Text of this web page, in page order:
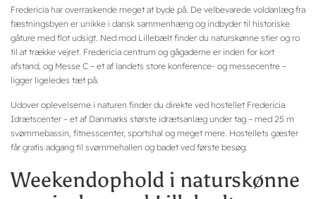
Fredericia har overraskende meget at byde på. De velbevarede voldanlæg fra
fæstningsbyen er unikke i dansk sammenhæng og indbyder til historiske
gåture med flot udsigt. Ned mod Lillebælt finder du naturskønne stier og ro
til at trække vejret. Fredericia centrum og gågaderne er inden for kort
afstand, og Messe C – et af landets store konference- og messecentre –
ligger ligeledes tæt på.
Udover oplevelserne i naturen finder du direkte ved hostellet Fredericia
Idrætscenter – et af Danmarks største idrætsanlæg under tag – med 25 m
svømmebassin, fitnesscenter, sportshal og meget mere. Hostellets gæster
får gratis adgang til svømmehallen og badet ved første besøg.
Weekendophold i naturskønne